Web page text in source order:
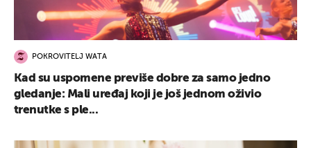
POKROVITELJ WATA
Kad su uspomene previše dobre za samo jedno
gledanje: Mali uređaj koji je još jednom oživio
trenutke s ple...